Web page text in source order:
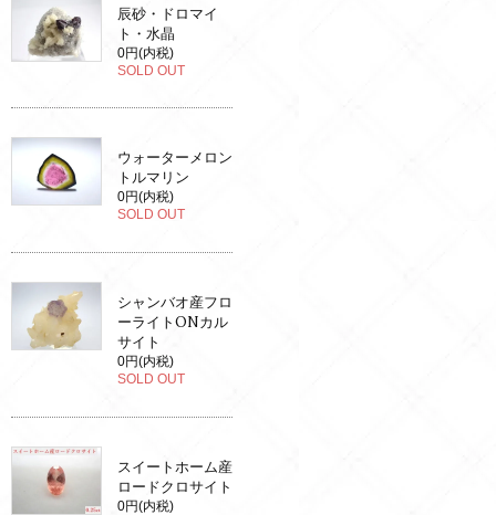
辰砂・ドロマイ
ト・水晶
0円(内税)
SOLD OUT
ウォーターメロン
トルマリン
0円(内税)
SOLD OUT
シャンバオ産フロ
ーライトONカル
サイト
0円(内税)
SOLD OUT
スイートホーム産
ロードクロサイト
0円(内税)